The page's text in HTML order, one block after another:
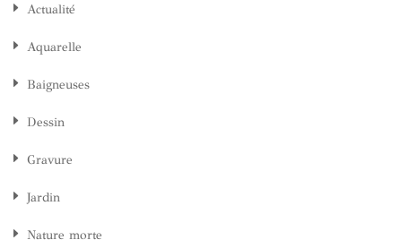
Actualité
Aquarelle
Baigneuses
Dessin
Gravure
Jardin
Nature morte